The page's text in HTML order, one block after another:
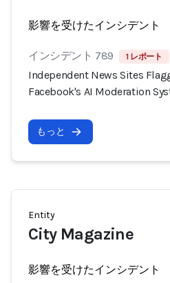
影響を受けたインシデント
インシデント 789 1 レポート
Independent News Sites
Facebook's AI Moderation
もっと
Entity
City Magazine
影響を受けたインシデント